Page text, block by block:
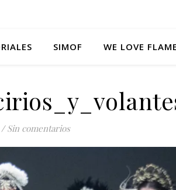
SIMOF WE LOVE
/ Sin comentarios